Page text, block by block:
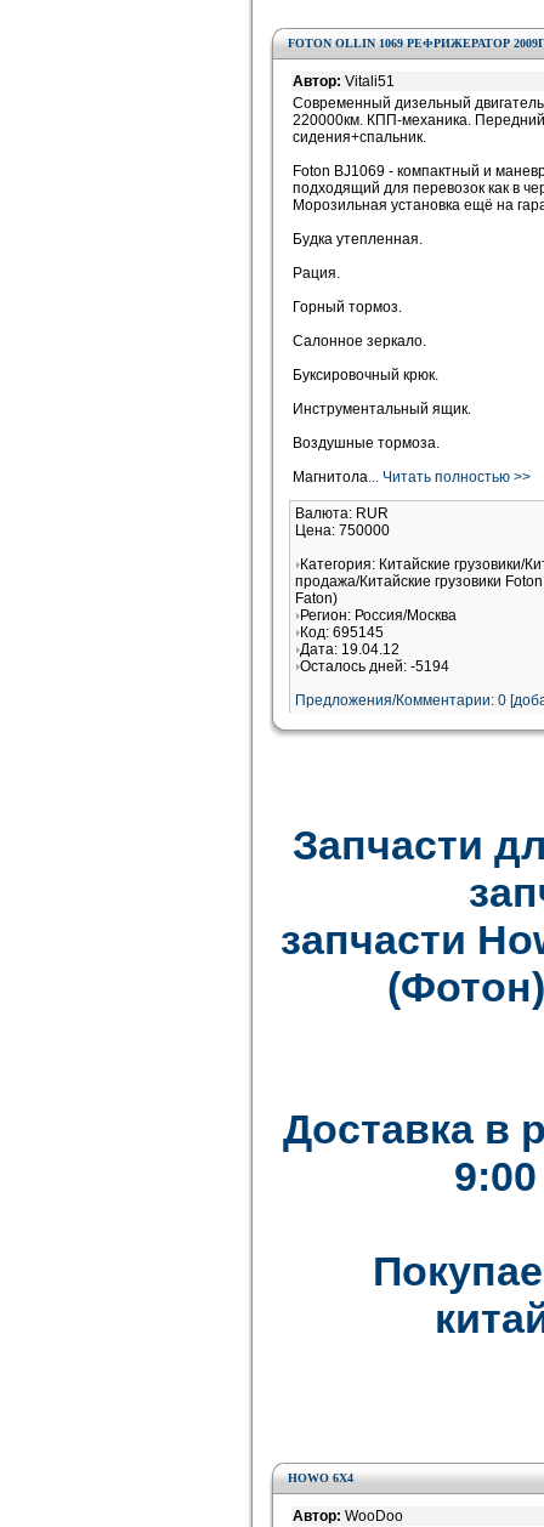
FOTON OLLIN 1069 РЕФРИЖЕРАТОР
Автор: Vitali51
Современный дизельный
220000км. КПП-механика.
сидения+спальник.
Foton BJ1069 - компактный и
подходящий для перевозок как в
Морозильная установка ещё на
Будка утепленная.
Рация.
Горный тормоз.
Салонное зеркало.
Буксировочный крюк.
Инструментальный ящик.
Воздушные тормоза.
Магнитола... Читать полностью >>
Валюта: RUR
Цена: 750000
Категория: Китайские грузовики/
продажа/Китайские грузовики
Faton)
Регион: Россия/Москва
Код: 695145
Дата: 19.04.12
Осталось дней: -5194
Предложения/Комментарии: 0
Запчасти
запчасти
Доставка в
HOWO 6X4
Автор: WooDoo